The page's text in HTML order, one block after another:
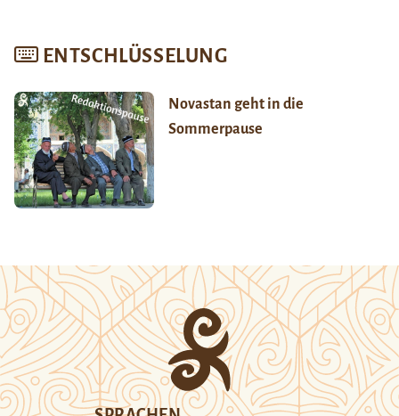
ENTSCHLÜSSELUNG
Novastan geht in die
Sommerpause